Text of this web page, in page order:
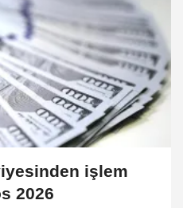
işlem
2026